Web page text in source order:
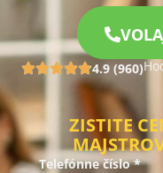
4.9 (960)
ZISTITE
Telefónne číslo *